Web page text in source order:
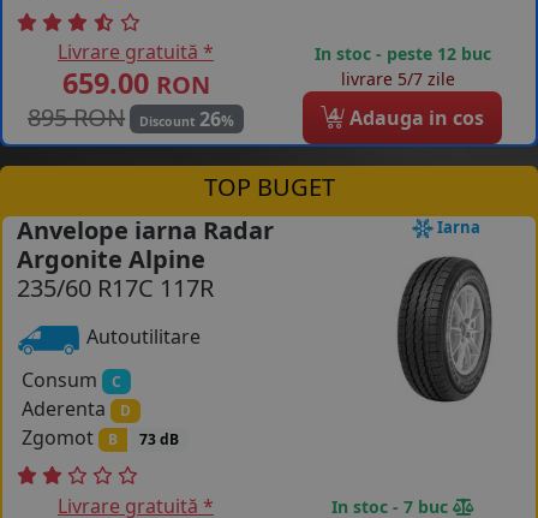
Livrare gratuită *
659.00 RON
895 RON
Discount 26%
In stoc - peste 12 buc
livrare 5/7 zile
4 Adauga in cos
TOP BUGET
Iarna
Anvelope iarna Radar
Argonite Alpine
235/60 R17C 117R
Autoutilitare
Consum
C
Aderenta D
Zgomot B 73 dB
Livrare gratuită *
In stoc - 7 buc